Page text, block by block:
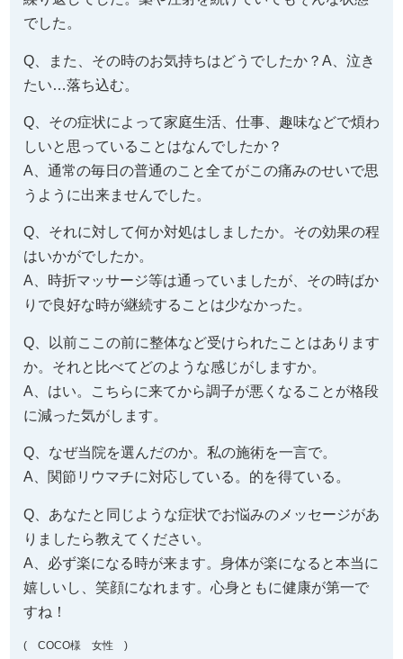
でした。
Q、また、その時のお気持ちはどうでしたか？A、泣き
たい…落ち込む。
Q、その症状によって家庭生活、仕事、趣味などで煩わ
しいと思っていることはなんでしたか？
A、通常の毎日の普通のこと全てがこの痛みのせいで思
うように出来ませんでした。
Q、それに対して何か対処はしましたか。その効果の程
はいかがでしたか。
A、時折マッサージ等は通っていましたが、その時ばか
りで良好な時が継続することは少なかった。
Q、以前ここの前に整体など受けられたことはあります
か。それと比べてどのような感じがしますか。
A、はい。こちらに来てから調子が悪くなることが格段
に減った気がします。
Q、なぜ当院を選んだのか。私の施術を一言で。
A、関節リウマチに対応している。的を得ている。
Q、あなたと同じような症状でお悩みのメッセージがあ
りましたら教えてください。
A、必ず楽になる時が来ます。身体が楽になると本当に
嬉しいし、笑顔になれます。心身ともに健康が第一で
すね！
( COCO様 女性 )